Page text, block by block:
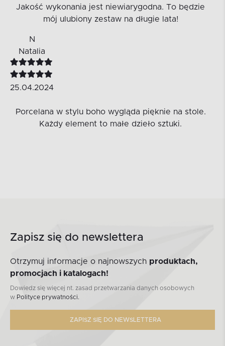
Jakość wykonania jest niewiarygodna. To będzie
mój ulubiony zestaw na długie lata!
N
Natalia
25.04.2024
Porcelana w stylu boho wygląda pięknie na stole.
Każdy element to małe dzieło sztuki.
Zapisz się do newslettera
Otrzymuj informacje o najnowszych produktach,
promocjach i katalogach!
Dowiedz się więcej nt. zasad przetwarzania danych osobowych
w Polityce prywatności.
ZAPISZ SIĘ DO NEWSLETTERA